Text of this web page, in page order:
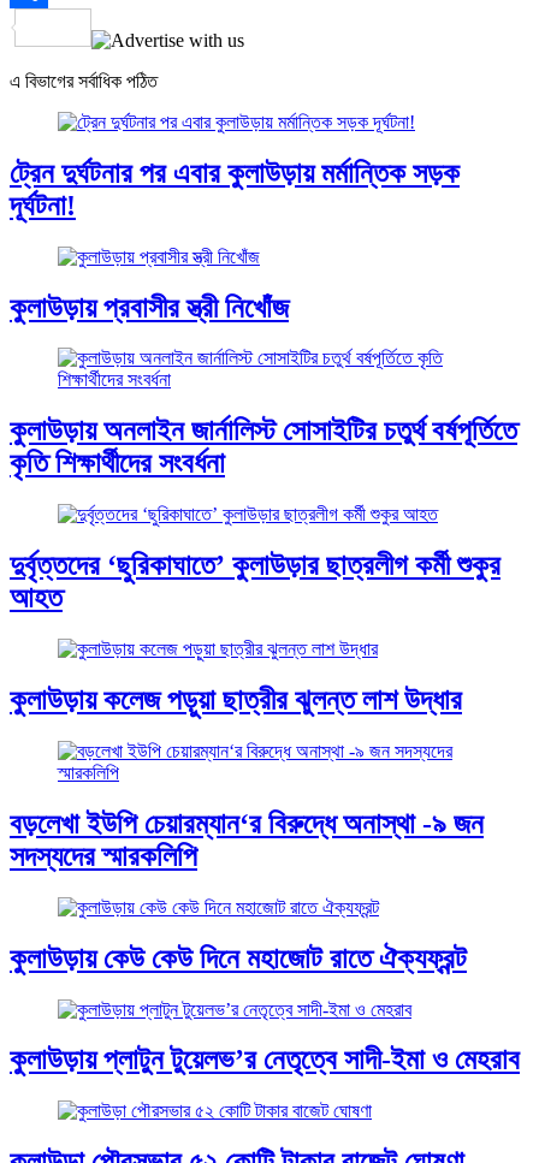
Share
এ বিভাগের সর্বাধিক পঠিত
ট্রেন দুর্ঘটনার পর এবার কুলাউড়ায় মর্মান্তিক সড়ক
দূর্ঘটনা!
কুলাউড়ায় প্রবাসীর স্ত্রী নিখোঁজ
কুলাউড়ায় অনলাইন জার্নালিস্ট সোসাইটির চতুর্থ বর্ষপূর্তিতে
কৃতি শিক্ষার্থীদের সংবর্ধনা
দুর্বৃত্তদের ‘ছুরিকাঘাতে’ কুলাউড়ার ছাত্রলীগ কর্মী শুকুর
আহত
কুলাউড়ায় কলেজ পড়ুয়া ছাত্রীর ঝুলন্ত লাশ উদ্ধার
বড়লেখা ইউপি চেয়ারম্যান‘র বিরুদ্ধে অনাস্থা -৯ জন
সদস্যদের স্মারকলিপি
কুলাউড়ায় কেউ কেউ দিনে মহাজোট রাতে ঐক্যফ্রন্ট
কুলাউড়ায় প্লাটুন টুয়েলভ’র নেতৃত্বে সাদী-ইমা ও মেহরাব